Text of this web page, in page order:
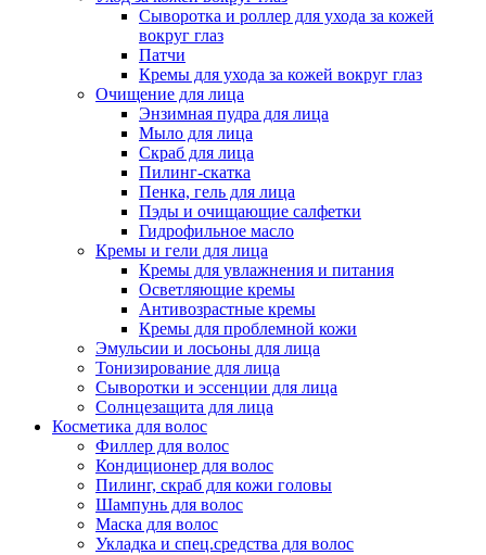
Сыворотка и роллер для ухода за кожей
вокруг глаз
Патчи
Кремы для ухода за кожей вокруг глаз
Очищение для лица
Энзимная пудра для лица
Мыло для лица
Скраб для лица
Пилинг-скатка
Пенка, гель для лица
Пэды и очищающие салфетки
Гидрофильное масло
Кремы и гели для лица
Кремы для увлажнения и питания
Осветляющие кремы
Антивозрастные кремы
Кремы для проблемной кожи
Эмульсии и лосьоны для лица
Тонизирование для лица
Сыворотки и эссенции для лица
Солнцезащита для лица
Косметика для волос
Филлер для волос
Кондиционер для волос
Пилинг, скраб для кожи головы
Шампунь для волос
Маска для волос
Укладка и спец.средства для волос